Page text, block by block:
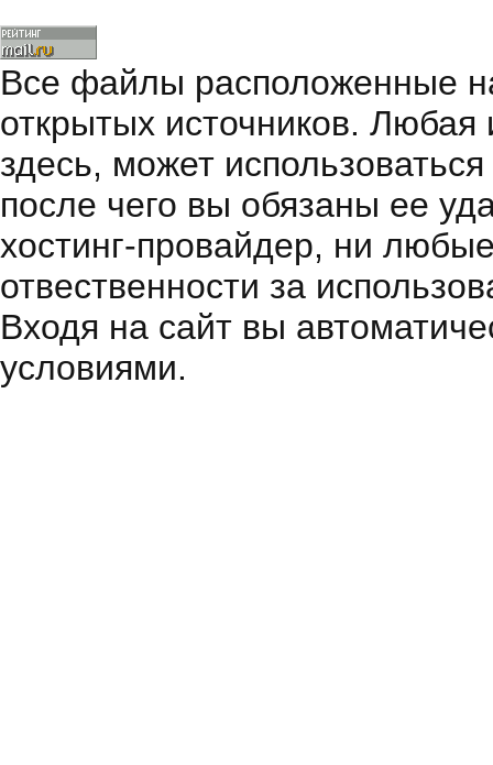
Все файлы расположенные
открытых источников.
здесь, может
после чего вы обязаны ее
хостинг-провайдер, ни
отвественности за
Входя на сайт вы
условиями.